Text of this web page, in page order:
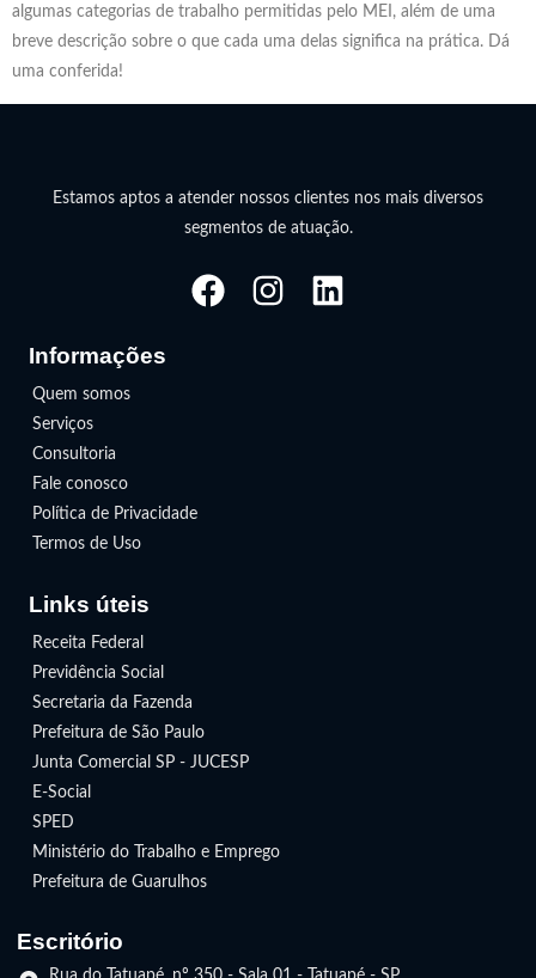
algumas categorias de trabalho permitidas pelo MEI, além de uma
breve descrição sobre o que cada uma delas significa na prática. Dá
uma conferida!
Estamos aptos a atender nossos clientes nos mais diversos
segmentos de atuação.
Informações
Quem somos
Serviços
Consultoria
Fale conosco
Política de Privacidade
Termos de Uso
Links úteis
Receita Federal
Previdência Social
Secretaria da Fazenda
Prefeitura de São Paulo
Junta Comercial SP - JUCESP
E-Social
SPED
Ministério do Trabalho e Emprego
Prefeitura de Guarulhos
Escritório